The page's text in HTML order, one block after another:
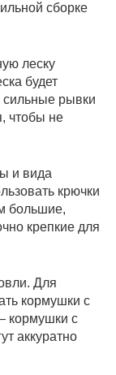
сборке
леску
будет
сильные рывки
чтобы не
и вида
крючки
большие,
крепкие для
Для
кормушки с
кормушки с
аккуратно